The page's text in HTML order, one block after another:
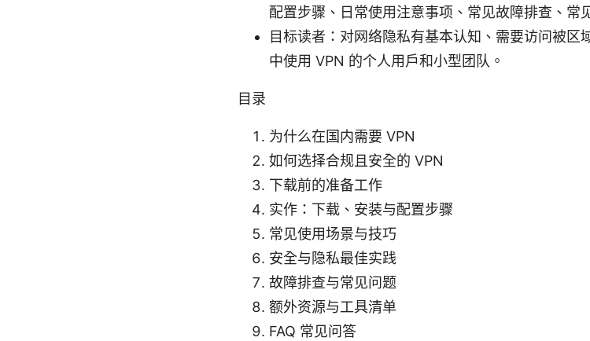
配置步骤、日常使用注意事项、常见故障排查、常
目标读者：对网络隐私有基本认知、需要访问被区
中使用 VPN 的个人用户和小型团队。
目录
为什么在国内需要 VPN
如何选择合规且安全的 VPN
下载前的准备工作
实作：下载、安装与配置步骤
常见使用场景与技巧
安全与隐私最佳实践
故障排查与常见问题
额外资源与工具清单
FAQ 常见问答